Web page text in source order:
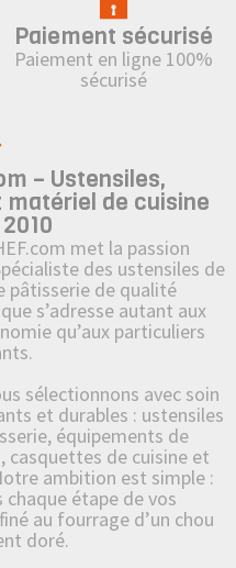
Paiement sécurisé
Paiement en ligne 100%
sécurisé
– Ustensiles,
de cuisine
met la passion
des ustensiles de
pâtisserie de qualité
s’adresse autant aux
qu’aux particuliers
sélectionnons avec soin
et durables : ustensiles
équipements de
casquettes de cuisine et
ambition est simple :
étape de vos
au fourrage d’un chou
doré.